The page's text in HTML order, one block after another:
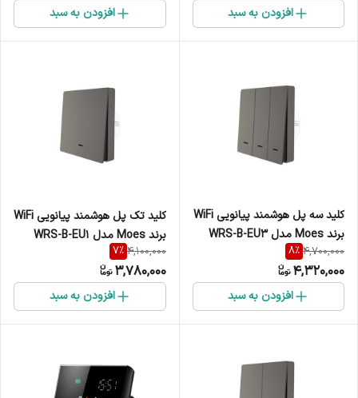
افزودن به سبد افزودن به سبد
کلید سه پل هوشمند پیانویی WiFi
برند Moes مدل WRS-B-EU3
4,700,000
8%
4,320,000
افزودن به سبد
کلید تک پل هوشمند پیانویی WiFi
برند Moes مدل WRS-B-EU1
4,100,000
7%
3,780,000
افزودن به سبد